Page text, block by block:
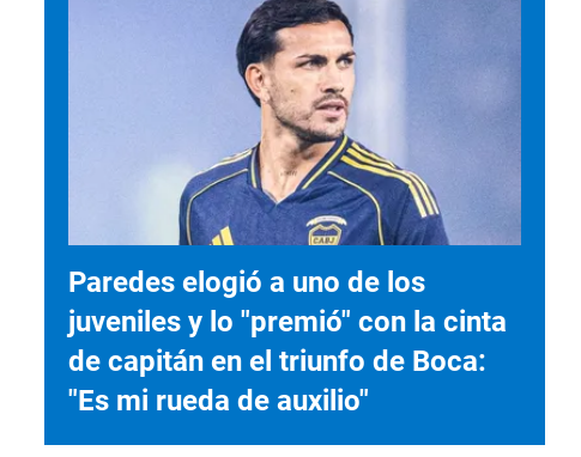
Paredes elogió a uno de los
juveniles y lo "premió" con la cinta
de capitán en el triunfo de Boca:
"Es mi rueda de auxilio"